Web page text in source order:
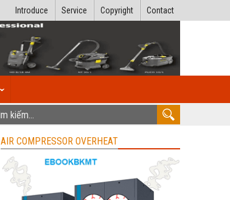
Contact
Copyright
Service
Introduce
AIR COMPRESSOR OVERHEAT